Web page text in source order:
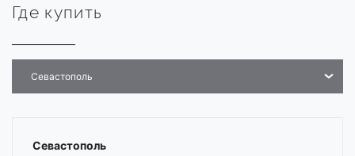
Где купить
Севастополь
Севастополь